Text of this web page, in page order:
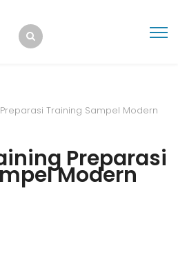
Training Sampel Modern
Preparasi
Modern